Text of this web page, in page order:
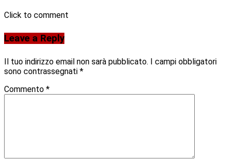
Click to comment
Leave a Reply
Il tuo indirizzo email non sarà pubblicato. I campi obbligatori
sono contrassegnati *
Commento *